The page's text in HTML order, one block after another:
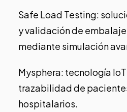
Safe Load Testing:
y validación de
mediante simulación
Mysphera: tecnología
trazabilidad de
hospitalarios.